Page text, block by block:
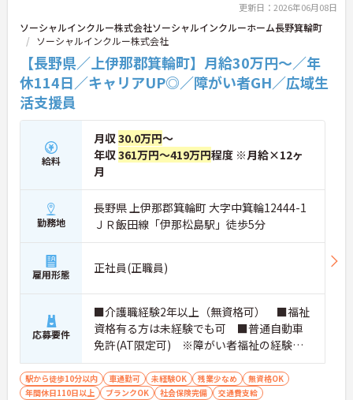
更新日：2026年06月08日
ソーシャルインクルー株式会社ソーシャルインクルーホーム長野箕輪町
ソーシャルインクルー株式会社
【長野県／上伊那郡箕輪町】月給30万円～／年
休114日／キャリアUP◎／障がい者GH／広域生
活支援員
給料
月収30.0万円～
年収361万円～419万円程度 ※月給×12ヶ
月
勤務地
長野県 上伊那郡箕輪町 大字中箕輪12444-1
ＪＲ飯田線「伊那松島駅」徒歩5分
雇用形態 正社員(正職員)
応募要件
■介護職経験2年以上（無資格可） ■福祉
資格有る方は未経験でも可 ■普通自動車
免許(AT限定可) ※障がい者福祉の経験は
不問です。※実務経験2年以上の方、障がい
者福祉に関する経験をお持ちの方大歓迎
駅から徒歩10分以内 車通勤可 未経験OK 残業少なめ
無資格OK
年間休日110日以上
ブランクOK 社会保険完備 交通費支給